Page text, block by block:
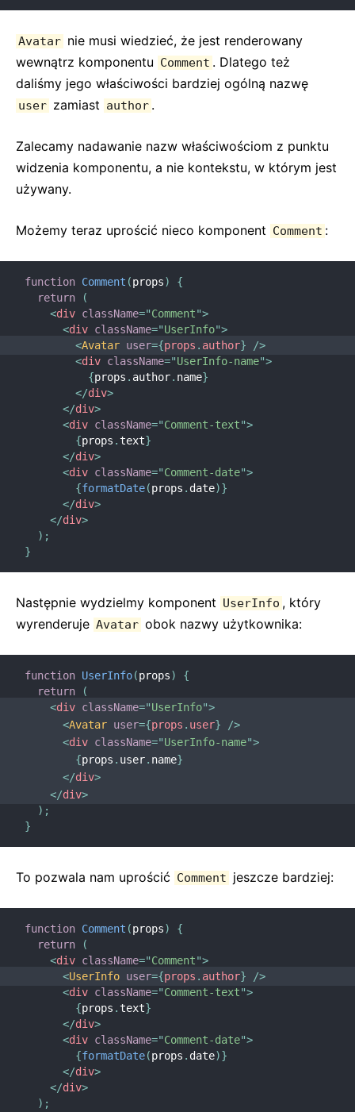
Avatar nie musi wiedzieć, że jest renderowany
wewnątrz komponentu Comment . Dlatego też
daliśmy jego właściwości bardziej ogólną nazwę
user zamiast author .
Zalecamy nadawanie nazw właściwościom z punktu
widzenia komponentu, a nie kontekstu, w którym jest
używany.
Możemy teraz uprościć nieco komponent Comment :
function Comment (props)
{
return
(
<div className="Comment">
<div className="UserInfo">
<Avatar user={props . author}
/>
<div className="UserInfo-name">
{props . author. name}
</div>
</div>
<div className="Comment-text">
{props . text}
</div>
<div className="Comment-date">
{formatDate(props . date)}
</div>
</div>
) ;
}
Następnie wydzielmy komponent UserInfo , który
wyrenderuje Avatar obok nazwy użytkownika:
function UserInfo(props)
{
return
(
<div className="UserInfo">
<Avatar user={props . user}
/>
<div className="UserInfo-name">
{props . user. name}
</div>
</div>
) ;
}
To pozwala nam uprościć Comment jeszcze bardziej:
function Comment (props)
{
return
(
<div className="Comment">
<UserInfo user={props . author}
/>
<div className="Comment-text">
{props . text}
</div>
<div className="Comment-date">
{formatDate(props . date)}
</div>
</div>
) ;